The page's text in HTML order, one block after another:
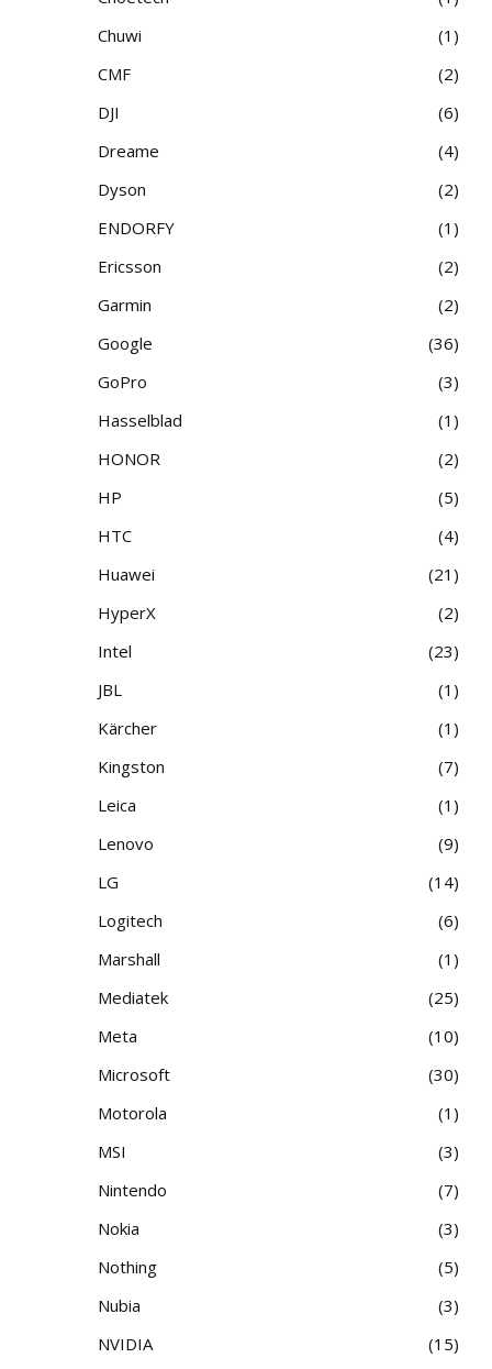
Chuwi
1
CMF
2
DJI
6
Dreame
4
Dyson
2
ENDORFY
1
Ericsson
2
Garmin
2
Google
36
GoPro
3
Hasselblad
1
HONOR
2
HP
5
HTC
4
Huawei
21
HyperX
2
Intel
23
JBL
1
Kärcher
1
Kingston
7
Leica
1
Lenovo
9
LG
14
Logitech
6
Marshall
1
Mediatek
25
Meta
10
Microsoft
30
Motorola
1
MSI
3
Nintendo
7
Nokia
3
Nothing
5
Nubia
3
NVIDIA
15